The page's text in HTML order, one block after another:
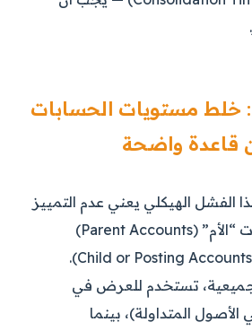
خلط مستويات الحسابات
قاعدة واضحة
الفشل الهيكلي يعني عدم التمييز
الواضح بين الحسابات “الأم” (Parent Accounts)
والحسابات “الابن” (Child or Posting Accounts).
تستخدم للعرض في
الأصول المتداولة)، بينما